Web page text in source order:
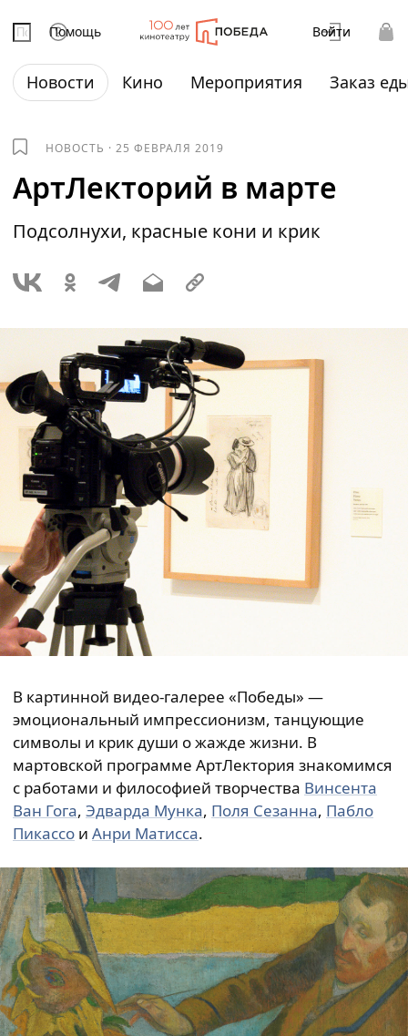
Помощь Войти
Новости Кино Мероприятия Заказ
НОВОСТЬ ·25 ФЕВРАЛЯ 2019
AртЛекторий в марте
Подсолнухи, красные кони и крик
В картинной видео-галерее «Победы» —
эмоциональный импрессионизм, танцующие
символы и крик души о жажде жизни. В
мартовской программе АртЛектория знакомимся
с работами и философией творчества Винсента
Ван Гога, Эдварда Мунка, Поля Сезанна, Пабло
Пикассо и Анри Матисса.